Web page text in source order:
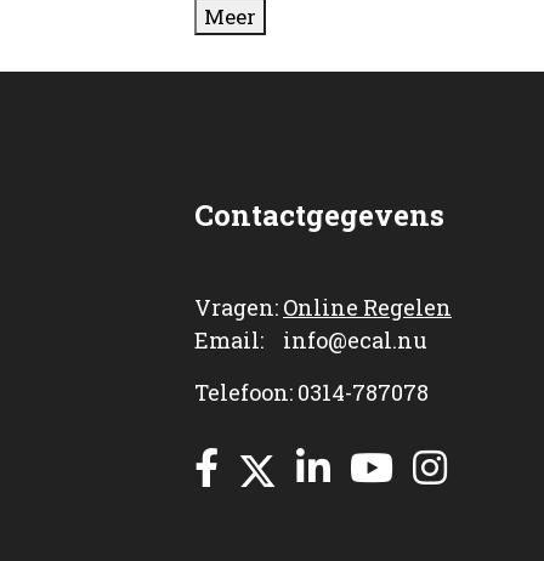
Meer
Contactgegevens
Vragen: Online Regelen
Email: info@ecal.nu
Telefoon: 0314-787078